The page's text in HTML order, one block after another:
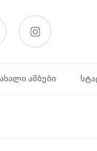
ᲐᲮᲐᲚᲘ ᲐᲛᲑᲔᲑᲘ